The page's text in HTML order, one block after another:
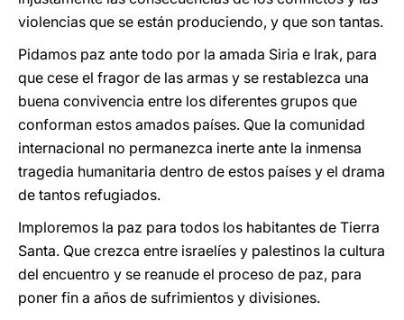
violencias que se están produciendo, y que son tantas.
Pidamos paz ante todo por la amada Siria e Irak, para
que cese el fragor de las armas y se restablezca una
buena convivencia entre los diferentes grupos que
conforman estos amados países. Que la comunidad
internacional no permanezca inerte ante la inmensa
tragedia humanitaria dentro de estos países y el drama
de tantos refugiados.
Imploremos la paz para todos los habitantes de Tierra
Santa. Que crezca entre israelíes y palestinos la cultura
del encuentro y se reanude el proceso de paz, para
poner fin a años de sufrimientos y divisiones.